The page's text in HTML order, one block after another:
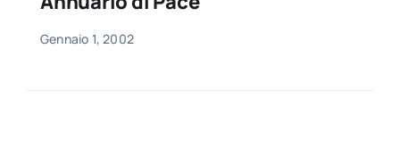
Gennaio 1, 2002